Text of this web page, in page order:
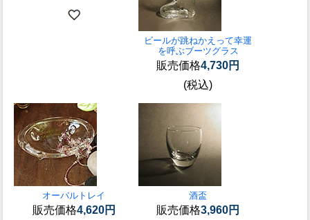
ビールが跳ねかえって幸運
を呼ぶブーツグラス
販売価格4,730円
(税込)
オーバルトレイ
販売価格4,620円
酒盃
販売価格3,960円